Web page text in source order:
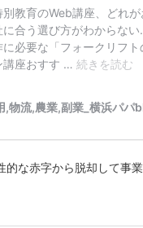
な赤字から脱却して事